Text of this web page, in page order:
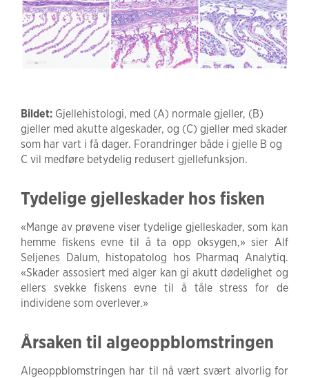
Bildet: Gjellehistologi, med (A) normale gjeller, (B)
gjeller med akutte algeskader, og (C) gjeller med skader
som har vart i få dager. Forandringer både i gjelle B og
C vil medføre betydelig redusert gjellefunksjon.
Tydelige gjelleskader hos fisken
«Mange av prøvene viser tydelige gjelleskader, som kan
hemme fiskens evne til å ta opp oksygen,» sier Alf
Seljenes Dalum, histopatolog hos Pharmaq Analytiq.
«Skader assosiert med alger kan gi akutt dødelighet og
ellers svekke fiskens evne til å tåle stress for de
individene som overlever.»
Årsaken til algeoppblomstringen
Algeoppblomstringen har til nå vært svært alvorlig for